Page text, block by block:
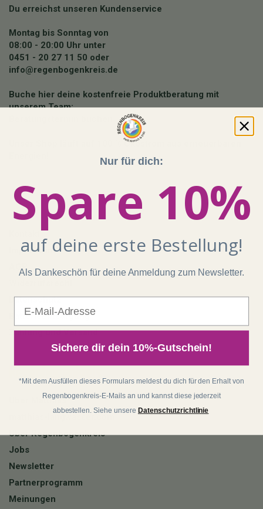
Du erreichst unseren Kundenservice
Montag bis Sonntag von
08:00 - 20:00 Uhr unter
0451 - 20 27 11 50 oder
info@regenbogenkreis.de
Buche hier deine kostenfreie Produktberatung mit
unserem Team:
Unser Shop läuft auf 100 % Ökostrom aus erneuerbaren
Shop
Impressum
AGB
Datenschutz
Batterieentsorgung
Zahlung und Versand
Regenbogenkreis
Über Matthias
Über Regenbogenkreis
Jobs
Newsletter
Partnerprogramm
Meinungen
Nur für dich:
Spare 10%
auf deine erste Bestellung!
Als Dankeschön für deine Anmeldung zum Newsletter.
Sichere dir dein 10%-Gutschein!
*Mit dem Ausfüllen dieses Formulars meldest du dich für den Erhalt von
Regenbogenkreis-E-Mails an und kannst diese jederzeit
abbestellen. Siehe unsere Datenschutzrichtlinie